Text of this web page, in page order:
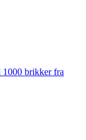
1000 brikker fra